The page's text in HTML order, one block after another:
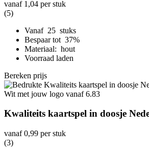
vanaf 1,04 per stuk
(5)
Vanaf 25 stuks
Bespaar tot 37%
Materiaal: hout
Voorraad laden
Bereken prijs
Kwaliteits kaartspel in doosje
vanaf0,99 per stuk
(3)